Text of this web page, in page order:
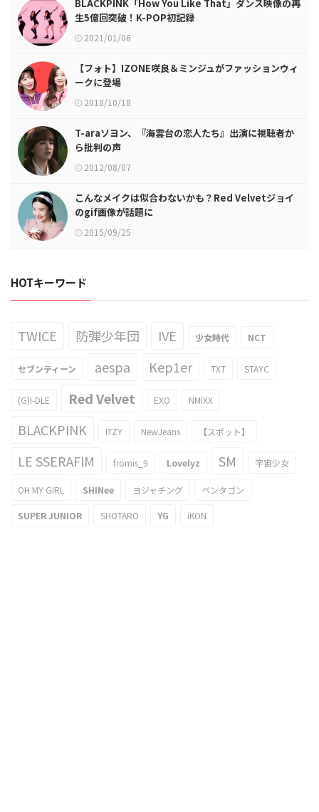
BLACKPINK「How You Like That」ダンス映像の再
生5億回突破！K-POP初記録
2021/01/06
【フォト】IZONE咲良＆ミンジュがファッションウィ
ークに登場
2018/10/18
T-araソヨン、『海雲台の恋人たち』出演に視聴者か
ら批判の声
2012/08/07
こんなメイクは似合わないかも？Red Velvetジョイ
のgif画像が話題に
2015/09/25
HOTキーワード
TWICE 防弾少年団 IVE 少女時代 NCT
セブンティーン aespa Kep1er TXT STAYC
(G)I-DLE Red Velvet EXO NMIXX
BLACKPINK ITZY NewJeans 【スポット】
LE SSERAFIM fromis_9 Lovelyz SM 宇宙少女
OH MY GIRL SHINee ヨジャチング ペンタゴン
SUPER JUNIOR SHOTARO YG iKON